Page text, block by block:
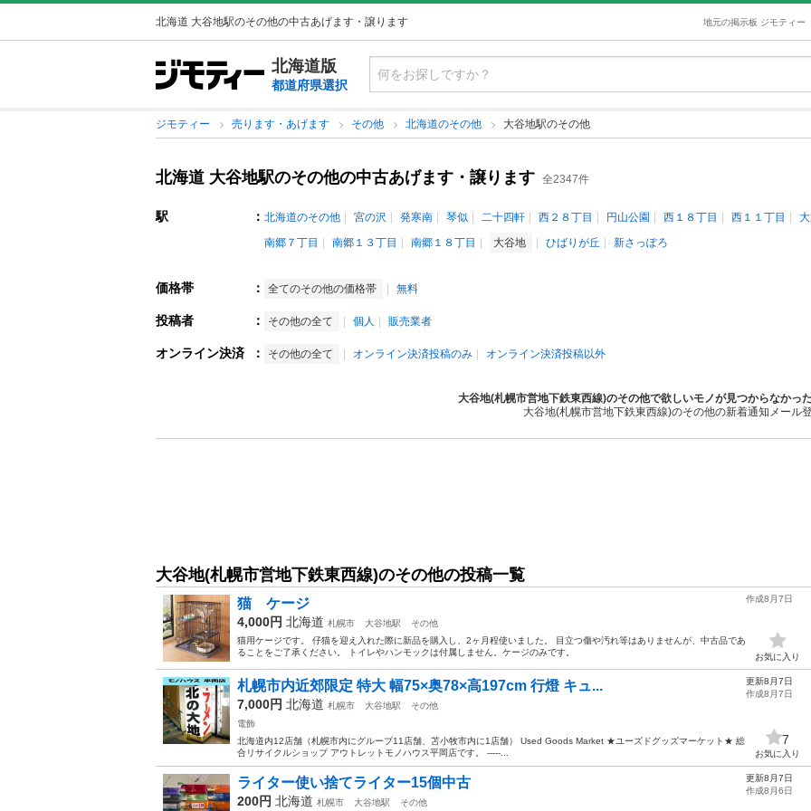
北海道 大谷地駅のその他の中古あげます・譲ります 地元の掲示板 ジモティー
北海道版
都道府県選択
ジモティー 売ります・あげます その他 北海道のその他 大谷地駅のその他
北海道 大谷地駅のその他の中古あげます・譲ります 全2347件
駅 ： 北海道のその他 宮の沢 発寒南 琴似 二十四軒 西２８丁目 円山公園 西１８丁目 西１１丁目
南郷７丁目
南郷１３丁目 南郷１８丁目 大谷地 ひばりが丘 新さっぽろ
価格帯 ： 全てのその他の価格帯 無料
投稿者 ： その他の全て 個人 販売業者
オンライン決済 ： その他の全て オンライン決済投稿のみ オンライン決済投稿以外
大谷地(札幌市営地下鉄東西線)のその他で欲しいモノが見つからなかっ
大谷地(札幌市営地下鉄東西線)のその他の新着通知メール
大谷地(札幌市営地下鉄東西線)のその他の投稿一覧
猫 ケージ
4,000円 北海道 札幌市 大谷地駅
その他
猫用ケージです。 仔猫を迎え入れた際に新品を購入し、2ヶ月程使いました。 目立つ傷や汚れ等はありませんが、中古品であ
ることをご了承ください。 トイレやハンモックは付属しません。ケージのみです。
作成8月7日
お気に入り
札幌市内近郊限定 特大 幅75×奥78×高197cm 行燈 キュ...
7,000円 北海道 札幌市 大谷地駅
その他
電飾
北海道内12店舗（札幌市内にグループ11店舗、苫小牧市内に1店舗） Used Goods Market ★ユーズドグッズマーケット★ 総
合リサイクルショップ アウトレットモノハウス平岡店です。 -----...
更新8月7日
作成8月7日
7
お気に入り
ライター使い捨てライター15個中古
200円 北海道 札幌市 大谷地駅 その他
更新8月7日
作成8月6日